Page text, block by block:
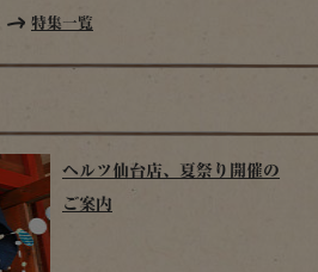
特集一覧
ヘルツ仙台店、夏祭り開催の
ご案内